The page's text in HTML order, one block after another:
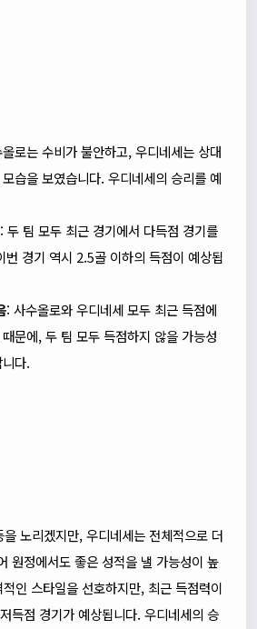
로는 수비가 불안하고, 우디네세는 상대
습을 보였습니다. 우디네세의 승리를 예
: 두 팀 모두 최근 경기에서 다득점 경기를
번 경기 역시 2.5골 이하의 득점이 예상됩
: 사수올로와 우디네세 모두 최근 득점에
문에, 두 팀 모두 득점하지 않을 가능성
다.
노리겠지만, 우디네세는 전체적으로 더
원정에서도 좋은 성적을 낼 가능성이 높
인 스타일을 선호하지만, 최근 득점력이
득점 경기가 예상됩니다. 우디네세의 승